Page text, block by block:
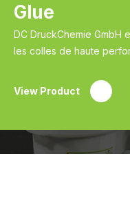
Glue
DC DruckChemie
les colles de haute
View Product